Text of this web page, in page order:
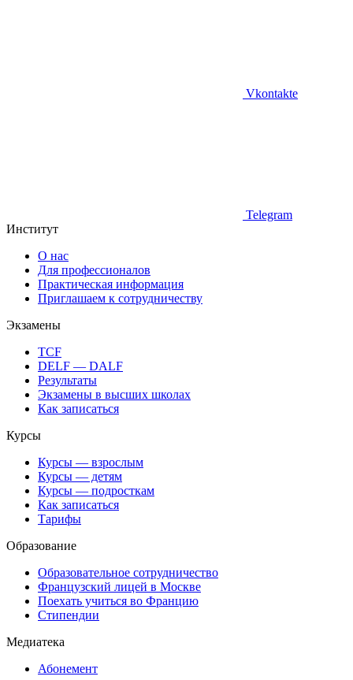
Vkontakte
Telegram
Институт
О нас
Для профессионалов
Практическая информация
Приглашаем к сотрудничеству
Экзамены
TCF
DELF — DALF
Результаты
Экзамены в высших школах
Как записаться
Курсы
Курсы — взрослым
Курсы — детям
Курсы — подросткам
Как записаться
Тарифы
Образование
Образовательное сотрудничество
Французский лицей в Москве
Поехать учиться во Францию
Стипендии
Медиатека
Абонемент